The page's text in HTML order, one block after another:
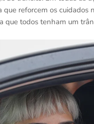
reforcem os cuidados
todos tenham um